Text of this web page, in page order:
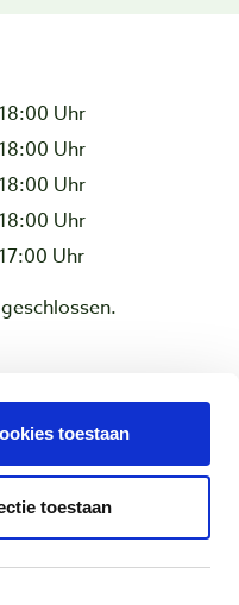
toestaan
toestaan
Uhr
Uhr
Uhr
Uhr
Uhr